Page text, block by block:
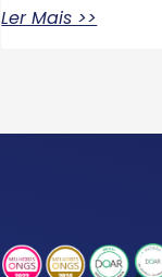
Ler Mais >>